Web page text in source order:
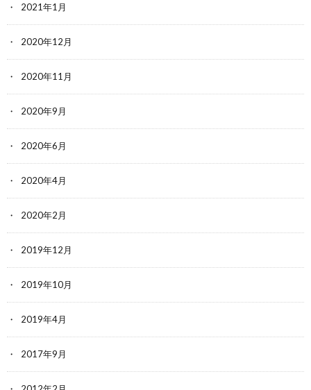
2021年1月
2020年12月
2020年11月
2020年9月
2020年6月
2020年4月
2020年2月
2019年12月
2019年10月
2019年4月
2017年9月